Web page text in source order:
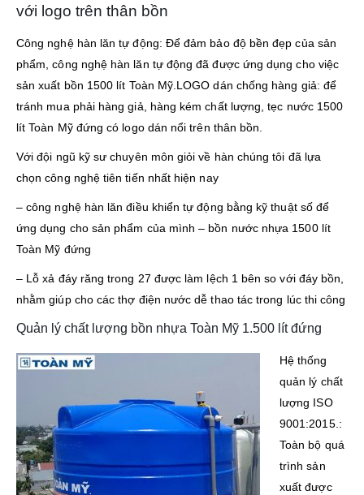
với logo trên thân bồn
Công nghệ hàn lăn tự động: Để đảm bảo độ bền đẹp của sản
phẩm, công nghệ hàn lăn tự động đã được ứng dụng cho việc
sản xuất bồn 1500 lít Toàn Mỹ.LOGO dán chống hàng giả: để
tránh mua phải hàng giả, hàng kém chất lượng, tẹc nước 1500
lít Toàn Mỹ đứng có logo dán nổi trên thân bồn.
Với đội ngũ kỹ sư chuyên môn giỏi về hàn chúng tôi đã lựa
chọn công nghệ tiên tiến nhất hiện nay
– công nghệ hàn lăn điều khiển tự động bằng kỹ thuật số để
ứng dụng cho sản phẩm của mình – bồn nước nhựa 1500 lít
Toàn Mỹ đứng
– Lỗ xả đáy răng trong 27 được làm lệch 1 bên so với đáy bồn,
nhằm giúp cho các thợ điện nước dễ thao tác trong lúc thi công
Quản lý chất lượng bồn nhựa Toàn Mỹ 1.500 lít đứng
Hệ thống
quản lý chất
lượng ISO
9001:2015.:
Toàn bộ quá
trình sản
xuất được